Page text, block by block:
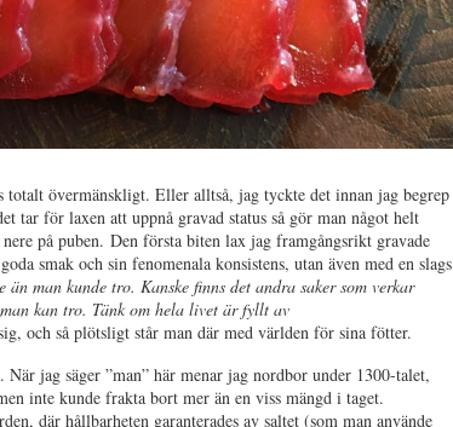
totalt övermänskligt. Eller alltså, jag tyckte det innan jag begrep
tar för laxen att uppnå gravad status så gör man något helt
på puben. Den första biten lax jag framgångsrikt gravade
smak och sin fenomenala konsistens, utan även med en slags
man kunde tro. Kanske finns det andra saker som verkar
kan tro. Tänk om hela livet är fyllt av
och så plötsligt står man där med världen för sina fötter.
jag säger ”man” här menar jag nordbor under 1300-talet,
inte kunde frakta bort mer än en viss mängd i taget.
där hållbarheten garanterades av saltet (som man använde